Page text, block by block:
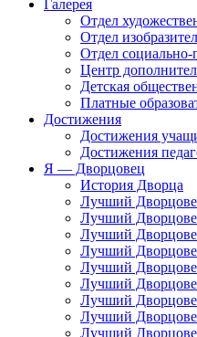
Галерея
Отдел
Отдел
Отдел социально-
Центр
Детская
Платные
Достижения
Достижения
Достижения
Я — Дворцовец
История Дворца
Лучший
Лучший
Лучший
Лучший
Лучший
Лучший
Лучший
Лучший
Лучший